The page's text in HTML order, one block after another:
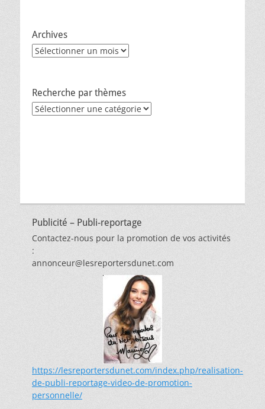
Archives
Archives
Recherche par thèmes
Recherche
Publicité – Publi-reportage
Contactez-nous pour la promotion de vos activités
:
annonceur@lesreportersdunet.com
https://lesreportersdunet.com/index.php/realisation-
de-publi-reportage-video-de-promotion-
personnelle/